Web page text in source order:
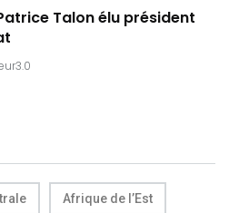
Talon élu président
Afrique de l’Est